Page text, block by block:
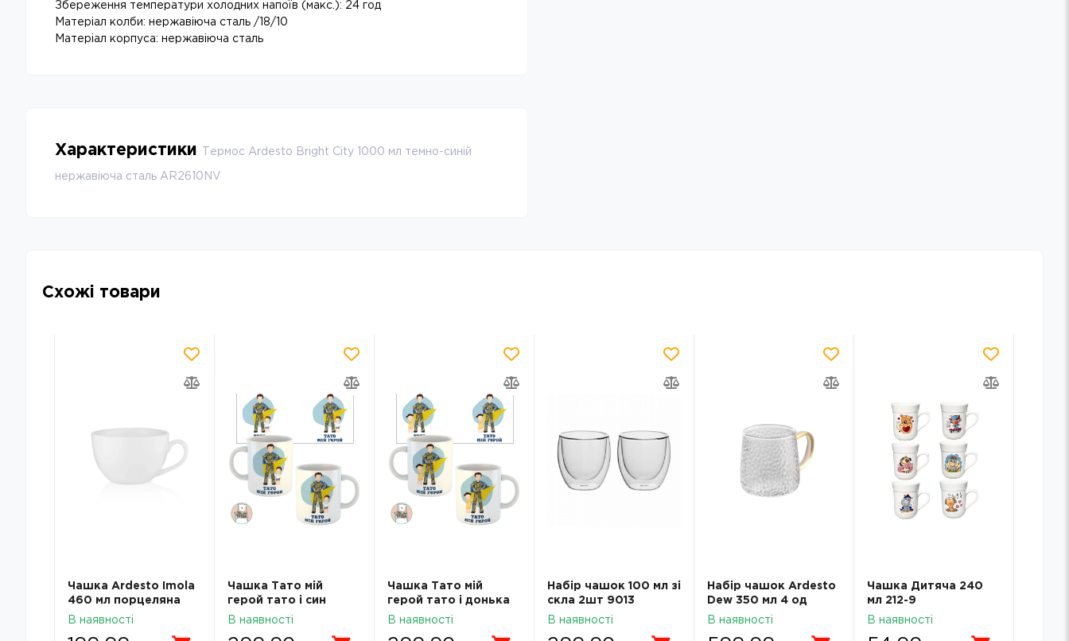
Збереження температури холодних напоїв (макс.): 24 год
Матеріал колби: нержавіюча сталь /18/10
Матеріал корпуса: нержавіюча сталь
Характеристики Термос Ardesto Bright City 1000 мл темно-синій
нержавіюча сталь AR2610NV
Схожі товари
Чашка Ardesto Imola
460 мл порцеляна
AR3532I
В наявності
Чашка Тато мій
герой тато і син
В наявності
Чашка Тато мій
герой тато і донька
В наявності
Набір чашок 100 мл зі
скла 2шт 9013
В наявності
Набір чашок Ardesto
Dew 350 мл 4 од
боросилікатне скло
В наявності
Чашка Дитяча 240
мл 212-9
В наявності